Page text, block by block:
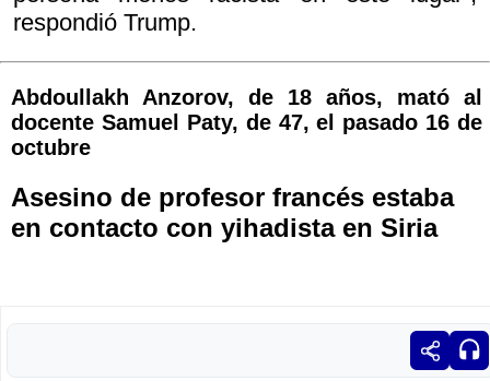
respondió Trump.
Abdoullakh Anzorov, de 18 años, mató al
docente Samuel Paty, de 47, el pasado 16 de
octubre
Asesino de profesor francés estaba
en contacto con yihadista en Siria